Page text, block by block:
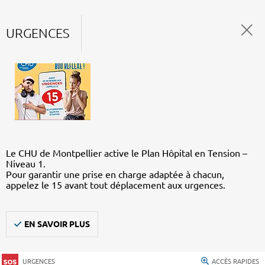
URGENCES
Le CHU de Montpellier active le Plan Hôpital en Tension –
Niveau 1.
Pour garantir une prise en charge adaptée à chacun,
appelez le 15 avant tout déplacement aux urgences.
EN SAVOIR PLUS
URGENCES ACCÈS RAPIDES